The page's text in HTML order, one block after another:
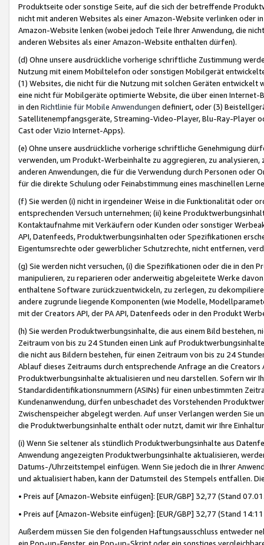
Produktseite oder sonstige Seite, auf die sich der betreffende
nicht mit anderen Websites als einer Amazon-Website verlinken oder
Amazon-Website lenken (wobei jedoch Teile Ihrer Anwendung, die
anderen Websites als einer Amazon-Website enthalten dürfen).
(d) Ohne unsere ausdrückliche vorherige schriftliche Zustimmung
Nutzung mit einem Mobiltelefon oder sonstigen Mobilgerät
(1) Websites, die nicht für die Nutzung mit solchen Geräten
eine nicht für Mobilgeräte optimierte Website, die über einen
in den Richtlinie für Mobile Anwendungen definiert, oder (3)
Satellitenempfangsgeräte, Streaming-Video-Player, Blu-Ray-Player
Cast oder Vizio Internet-Apps).
(e) Ohne unsere ausdrückliche vorherige schriftliche Genehmigung
verwenden, um Produkt-Werbeinhalte zu aggregieren, zu
anderen Anwendungen, die für die Verwendung durch Personen
für die direkte Schulung oder Feinabstimmung eines maschinellen
(f) Sie werden (i) nicht in irgendeiner Weise in die Funktionalität oder
entsprechenden Versuch unternehmen; (ii) keine
Kontaktaufnahme mit Verkäufern oder Kunden oder sonstiger
API, Datenfeeds, Produktwerbungsinhalten oder Spezifikationen
Eigentumsrechte oder gewerblicher Schutzrechte, nicht entfernen,
(g) Sie werden nicht versuchen, (i) die Spezifikationen oder die in
manipulieren, zu reparieren oder anderweitig abgeleitete Werke
enthaltene Software zurückzuentwickeln, zu zerlegen, zu
andere zugrunde liegende Komponenten (wie Modelle,
mit der Creators API, der PA API, Datenfeeds oder in den Produkt
(h) Sie werden Produktwerbungsinhalte, die aus einem Bild bestehen,
Zeitraum von bis zu 24 Stunden einen Link auf
die nicht aus Bildern bestehen, für einen Zeitraum von bis zu 24
Ablauf dieses Zeitraums durch entsprechende Anfrage an die
Produktwerbungsinhalte aktualisieren und neu darstellen. Sofern wir
Standardidentifikationsnummern (ASINs) für einen unbestimmten
Kundenanwendung, dürfen unbeschadet des Vorstehenden
Zwischenspeicher abgelegt werden. Auf unser Verlangen werden Sie
die Produktwerbungsinhalte enthält oder nutzt, damit wir Ihre
(i) Wenn Sie seltener als stündlich Produktwerbungsinhalte aus
Anwendung angezeigten Produktwerbungsinhalte aktualisieren,
Datums-/Uhrzeitstempel einfügen. Wenn Sie jedoch die in Ihrer
und aktualisiert haben, kann der Datumsteil des Stempels entfallen.
• Preis auf [Amazon-Website einfügen]: [EUR/GBP] 32,77 (Stand
• Preis auf [Amazon-Website einfügen]: [EUR/GBP] 32,77 (Stand
Außerdem müssen Sie den folgenden Haftungsausschluss entweder
ein Pop-up-Fenster, ein Pop-up-Skript oder ein sonstiges